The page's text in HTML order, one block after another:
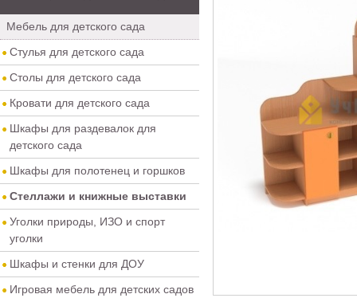
Мебель для детского сада
Стулья для детского сада
Столы для детского сада
Кровати для детского сада
Шкафы для раздевалок для
детского сада
Шкафы для полотенец и горшков
Стеллажи и книжные выставки
Уголки природы, ИЗО и спорт
уголки
Шкафы и стенки для ДОУ
Игровая мебель для детских садов